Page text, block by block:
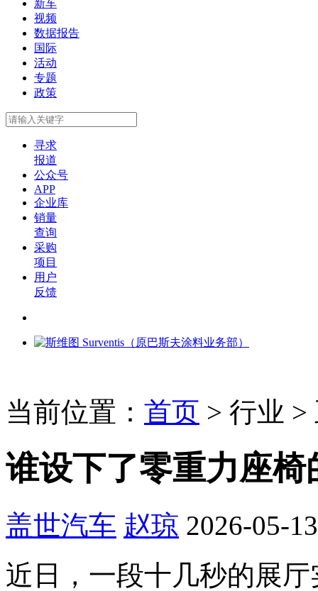
新车
视频
数据报告
国际
活动
专题
政策
寻求
报道
公众号
APP
企业库
销量
查询
采购
项目
用户
反馈
当前位置： 首页 > 行业 >
谁设下了零重力座椅
盖世汽车 赵琼 2026-05-
近日，一段十几秒的展